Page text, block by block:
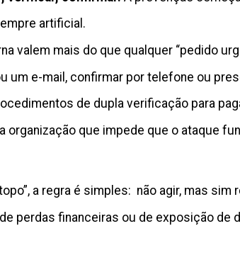
artificial.
valem mais do que qualquer “pedido
um e-mail, confirmar por telefone ou
de dupla verificação para
organização que impede que o ataque
a regra é simples: não agir, mas sim
perdas financeiras ou de exposição de